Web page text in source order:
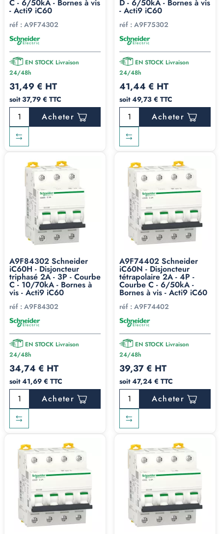
C - 6/50kA - Bornes à vis
- Acti9 iC60
réf : A9F74302
EN STOCK Livraison
24/48h
31,49 € HT
soit 37,79 € TTC
Acheter
D - 6/50kA - Bornes à vis
- Acti9 iC60
réf : A9F75302
EN STOCK Livraison
24/48h
41,44 € HT
soit 49,73 € TTC
Acheter
A9F84302 Schneider
iC60H - Disjoncteur
triphasé 2A - 3P - Courbe
C - 10/70kA - Bornes à
vis - Acti9 iC60
réf : A9F84302
EN STOCK Livraison
24/48h
34,74 € HT
soit 41,69 € TTC
Acheter
A9F74402 Schneider
iC60N - Disjoncteur
tétrapolaire 2A - 4P -
Courbe C - 6/50kA -
Bornes à vis - Acti9 iC60
réf : A9F74402
EN STOCK Livraison
24/48h
39,37 € HT
soit 47,24 € TTC
Acheter